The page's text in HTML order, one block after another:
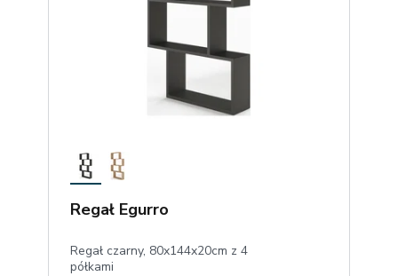
Regał Egurro
Regał czarny, 80x144x20cm z 4
półkami